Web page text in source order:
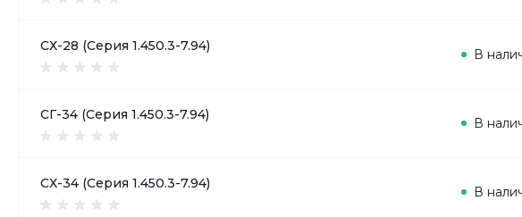
СХ-28 (Серия 1.450.3-7.94)
В
СГ-34 (Серия 1.450.3-7.94)
В
СХ-34 (Серия 1.450.3-7.94)
В